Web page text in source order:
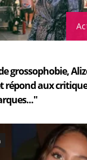
grossophobie,
répond aux